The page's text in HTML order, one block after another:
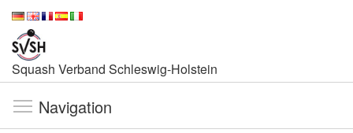
Squash Verband Schleswig-Holstein
Navigation